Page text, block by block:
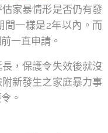
家暴情形是否仍有發
間一樣是2年以內。而
一直申請。
，保護令失效後就沒
新發生之家庭暴力事
。